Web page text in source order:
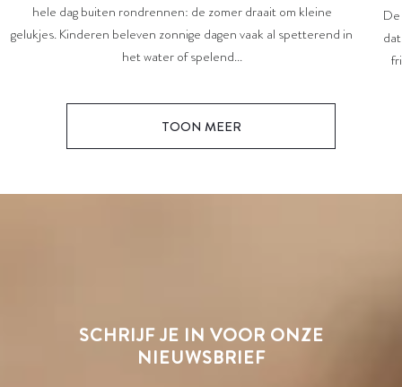
hele dag buiten rondrennen: de zomer draait om kleine
gelukjes. Kinderen beleven zonnige dagen vaak al spetterend in
het water of spelend...
TOON MEER
SCHRIJF JE IN VOOR ONZE
NIEUWSBRIEF